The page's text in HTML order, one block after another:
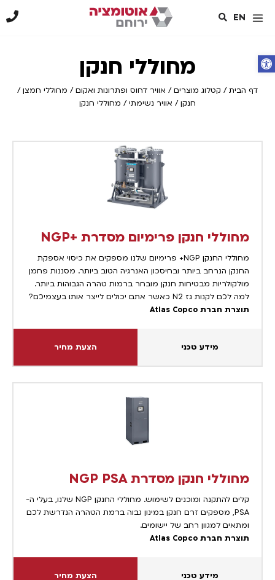
פתח סרגל נגישות
EN
מחוללי חנקן
דף הבית/ קטלוג מוצרים/ אוויר דחוס ופתרונות ואקום/ מחוללי חמצן /
חנקן / אוויר נשימתי/ מחוללי חנקן
מחוללי חנקן פרימיום מסדרת +NGP
מחוללי החנקן NGP+ פרימיום שלנו מספקים את כיסוי אספקת
החנקן הנרחב ביותר ובחיסכון האנרגיה הטוב ביותר. מסננות פחמן
מולקולריות מבטיחות חנקן מובחר ברמות טהרה הגבוהות ביותר.
למה לכם לקנות גז N2 כאשר אתם יכולים לייצר אותו בעצמיכם?
תוצרת חברת Atlas Copco
מידע טכני הצעת מחיר
מחוללי חנקן מסדרת NGP PSA
קלים להתקנה ומוכנים לשימוש. מחוללי החנקן NGP שלנו, בעלי ה-
PSA, מספקים זרם חנקן במינון גבוה ברמת הטהרה הנדרשת לכם
ומתאים למגוון רחב של יישומים.
תוצרת חברת Atlas Copco
מידע טכני הצעת מחיר